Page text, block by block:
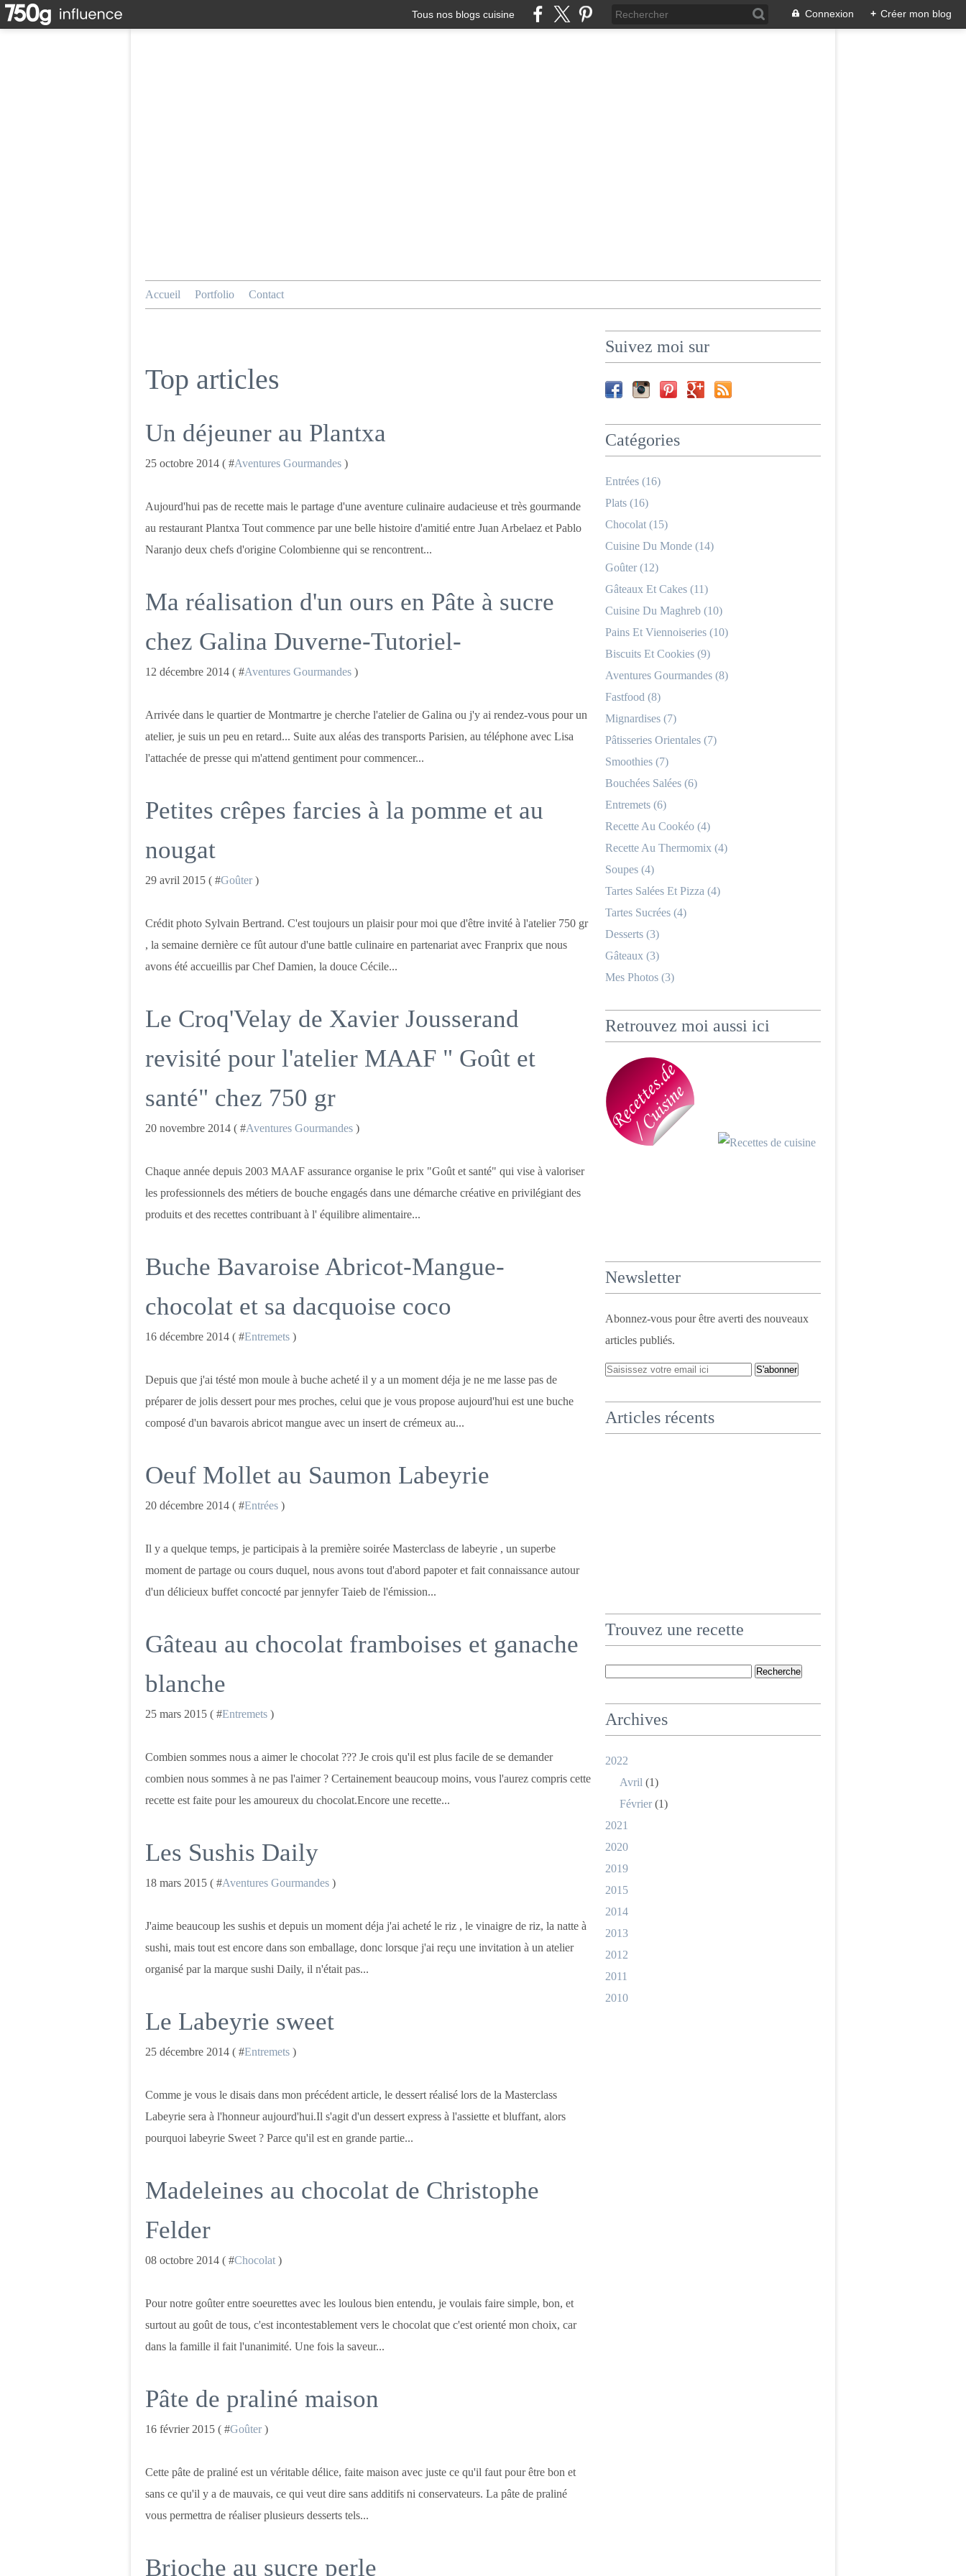
Tous nos blogs cuisine Connexion + Créer mon blog
Accueil Portfolio Contact
Top articles
Un déjeuner au Plantxa
25 octobre 2014 ( #Aventures Gourmandes )
Aujourd'hui pas de recette mais le partage d'une aventure culinaire audacieuse et très gourmande
au restaurant Plantxa Tout commence par une belle histoire d'amitié entre Juan Arbelaez et Pablo
Naranjo deux chefs d'origine Colombienne qui se rencontrent...
Ma réalisation d'un ours en Pâte à sucre
chez Galina Duverne-Tutoriel-
12 décembre 2014 ( #Aventures Gourmandes )
Arrivée dans le quartier de Montmartre je cherche l'atelier de Galina ou j'y ai rendez-vous pour un
atelier, je suis un peu en retard... Suite aux aléas des transports Parisien, au téléphone avec Lisa
l'attachée de presse qui m'attend gentiment pour commencer...
Petites crêpes farcies à la pomme et au
nougat
29 avril 2015 ( #Goûter )
Crédit photo Sylvain Bertrand. C'est toujours un plaisir pour moi que d'être invité à l'atelier 750 gr
, la semaine dernière ce fût autour d'une battle culinaire en partenariat avec Franprix que nous
avons été accueillis par Chef Damien, la douce Cécile...
Le Croq'Velay de Xavier Jousserand
revisité pour l'atelier MAAF " Goût et
santé" chez 750 gr
20 novembre 2014 ( #Aventures Gourmandes )
Chaque année depuis 2003 MAAF assurance organise le prix "Goût et santé" qui vise à valoriser
les professionnels des métiers de bouche engagés dans une démarche créative en privilégiant des
produits et des recettes contribuant à l' équilibre alimentaire...
Buche Bavaroise Abricot-Mangue-
chocolat et sa dacquoise coco
16 décembre 2014 ( #Entremets )
Depuis que j'ai tésté mon moule à buche acheté il y a un moment déja je ne me lasse pas de
préparer de jolis dessert pour mes proches, celui que je vous propose aujourd'hui est une buche
composé d'un bavarois abricot mangue avec un insert de crémeux au...
Oeuf Mollet au Saumon Labeyrie
20 décembre 2014 ( #Entrées )
Il y a quelque temps, je participais à la première soirée Masterclass de labeyrie , un superbe
moment de partage ou cours duquel, nous avons tout d'abord papoter et fait connaissance autour
d'un délicieux buffet concocté par jennyfer Taieb de l'émission...
Gâteau au chocolat framboises et ganache
blanche
25 mars 2015 ( #Entremets )
Combien sommes nous a aimer le chocolat ??? Je crois qu'il est plus facile de se demander
combien nous sommes à ne pas l'aimer ? Certainement beaucoup moins, vous l'aurez compris cette
recette est faite pour les amoureux du chocolat.Encore une recette...
Les Sushis Daily
18 mars 2015 ( #Aventures Gourmandes )
J'aime beaucoup les sushis et depuis un moment déja j'ai acheté le riz , le vinaigre de riz, la natte à
sushi, mais tout est encore dans son emballage, donc lorsque j'ai reçu une invitation à un atelier
organisé par la marque sushi Daily, il n'était pas...
Le Labeyrie sweet
25 décembre 2014 ( #Entremets )
Comme je vous le disais dans mon précédent article, le dessert réalisé lors de la Masterclass
Labeyrie sera à l'honneur aujourd'hui.Il s'agit d'un dessert express à l'assiette et bluffant, alors
pourquoi labeyrie Sweet ? Parce qu'il est en grande partie...
Madeleines au chocolat de Christophe
Felder
08 octobre 2014 ( #Chocolat )
Pour notre goûter entre soeurettes avec les loulous bien entendu, je voulais faire simple, bon, et
surtout au goût de tous, c'est incontestablement vers le chocolat que c'est orienté mon choix, car
dans la famille il fait l'unanimité. Une fois la saveur...
Pâte de praliné maison
16 février 2015 ( #Goûter )
Cette pâte de praliné est un véritable délice, faite maison avec juste ce qu'il faut pour être bon et
sans ce qu'il y a de mauvais, ce qui veut dire sans additifs ni conservateurs. La pâte de praliné
vous permettra de réaliser plusieurs desserts tels...
Brioche au sucre perle
Suivez moi sur
Catégories
Entrées (16)
Plats (16)
Chocolat (15)
Cuisine Du Monde (14)
Goûter (12)
Gâteaux Et Cakes (11)
Cuisine Du Maghreb (10)
Pains Et Viennoiseries (10)
Biscuits Et Cookies (9)
Aventures Gourmandes (8)
Fastfood (8)
Mignardises (7)
Pâtisseries Orientales (7)
Smoothies (7)
Bouchées Salées (6)
Entremets (6)
Recette Au Cookéo (4)
Recette Au Thermomix (4)
Soupes (4)
Tartes Salées Et Pizza (4)
Tartes Sucrées (4)
Desserts (3)
Gâteaux (3)
Mes Photos (3)
Retrouvez moi aussi ici
Newsletter
Abonnez-vous pour être averti des nouveaux
articles publiés.
Articles récents
Trouvez une recette
Archives
2022
Avril (1)
Février (1)
2021
2020
2019
2015
2014
2013
2012
2011
2010